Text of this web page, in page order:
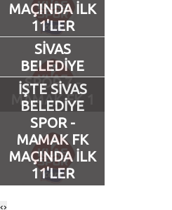
Bisiklet
Diğer Sporlar
Sosyal Medya
Facebook
Twitter
MAÇINDA İLK
11'LER
SİVAS
BELEDİYE
SPOR 7 -
MAMAK FK 1
İŞTE SİVAS
BELEDİYE
SPOR -
MAMAK FK
MAÇINDA İLK
11'LER
‹›